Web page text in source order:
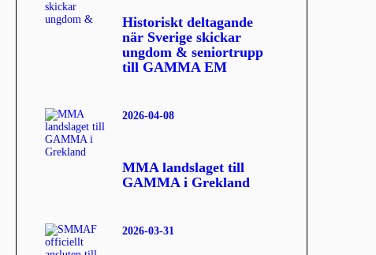
Historiskt deltagande
när Sverige skickar
ungdom & seniortrupp
till GAMMA EM
MMA landslaget till
GAMMA i Grekland
2026-04-08
2026-03-31